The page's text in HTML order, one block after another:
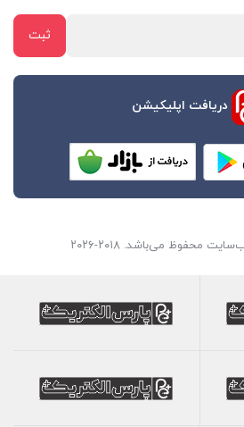
دریافت اپلیکیشن
محفوظ می‌باشد. ۲۰۱۸-۲۰۲۶